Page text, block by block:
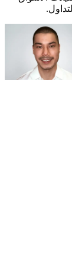
Evan
مالي